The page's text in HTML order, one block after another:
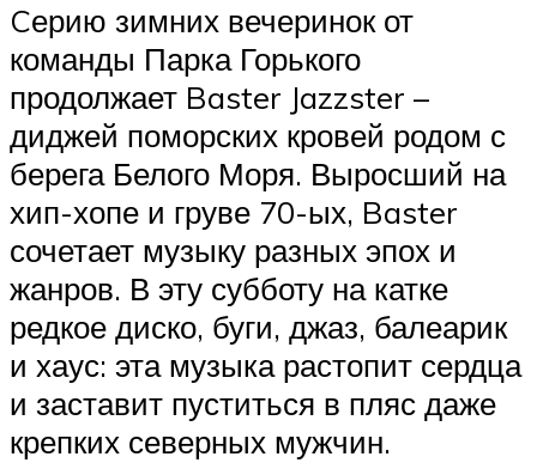
Cерию зимних вечеринок от
команды Парка Горького
продолжает Baster Jazzster ­–
диджей поморских кровей родом с
берега Белого Моря. Выросший на
хип-хопе и груве 70-ых, Baster
сочетает музыку разных эпох и
жанров. В эту субботу на катке
редкое диско, буги, джаз, балеарик
и хаус: эта музыка растопит сердца
и заставит пуститься в пляс даже
крепких северных мужчин.